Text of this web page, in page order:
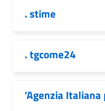
. stime
. tgcome24
’Agenzia